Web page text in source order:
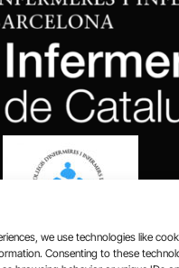
we use technologies like
Consenting to these